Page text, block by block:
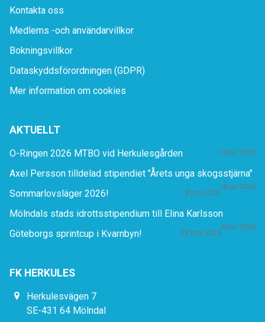
Kontakta oss
Medlems -och användarvillkor
Bokningsvillkor
Dataskyddsförordningen (GDPR)
Mer information om cookies
AKTUELLT
O-Ringen 2026 MTBO vid Herkulesgården 28 jul 2026
Axel Persson tilldelad stipendiet "Årets unga skogsstjärna"
28 jul 2026
Sommarlovsläger 2026! 8 jun 2026
Mölndals stads idrottsstipendium till Elina Karlsson
8 jun 2026
Göteborgs sprintcup i Kvarnbyn! 28 maj 2026
FK HERKULES
Herkulesvägen 7
SE-431 64 Mölndal